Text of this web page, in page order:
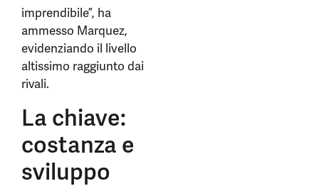
imprendibile”, ha
ammesso Marquez,
evidenziando il livello
altissimo raggiunto dai
rivali.
La chiave:
costanza e
sviluppo